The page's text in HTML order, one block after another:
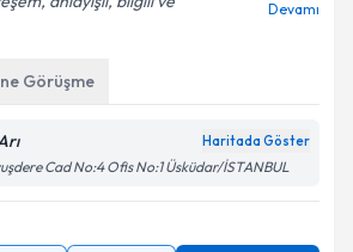
Devamı
Görüşme
Haritada Göster
Cad No:4 Ofis No:1 Üsküdar/İSTANBUL